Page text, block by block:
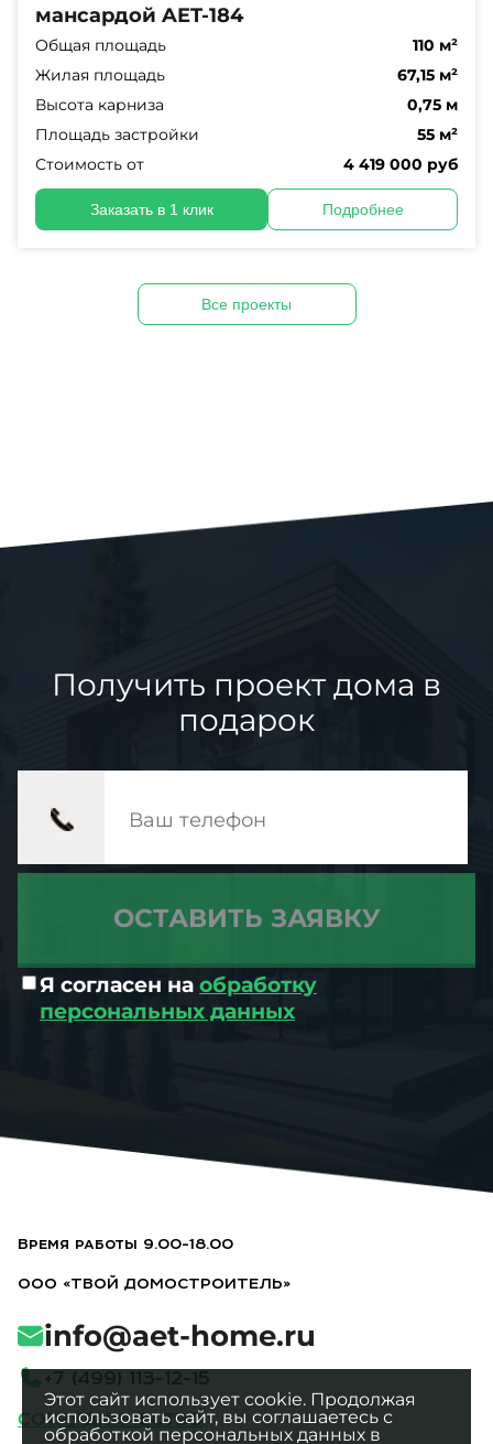
мансардой AET-184
Общая площадь
110 м²
Жилая площадь
67,15 м²
Высота карниза
0,75 м
Площадь застройки
55 м²
Стоимость от
4 419 000 руб
Заказать в 1 клик Подробнее
Все проекты
Получить проект дома в
подарок
Я согласен на обработку
персональных данных
Время работы 9.00-18.00
ООО «ТВОЙ ДОМОСТРОИТЕЛЬ»
СОТРУДНИЧЕСТВО
info@aet-home.ru
Этот сайт использует cookie. Продолжая
использовать сайт, вы соглашаетесь с
обработкой персональных данных в